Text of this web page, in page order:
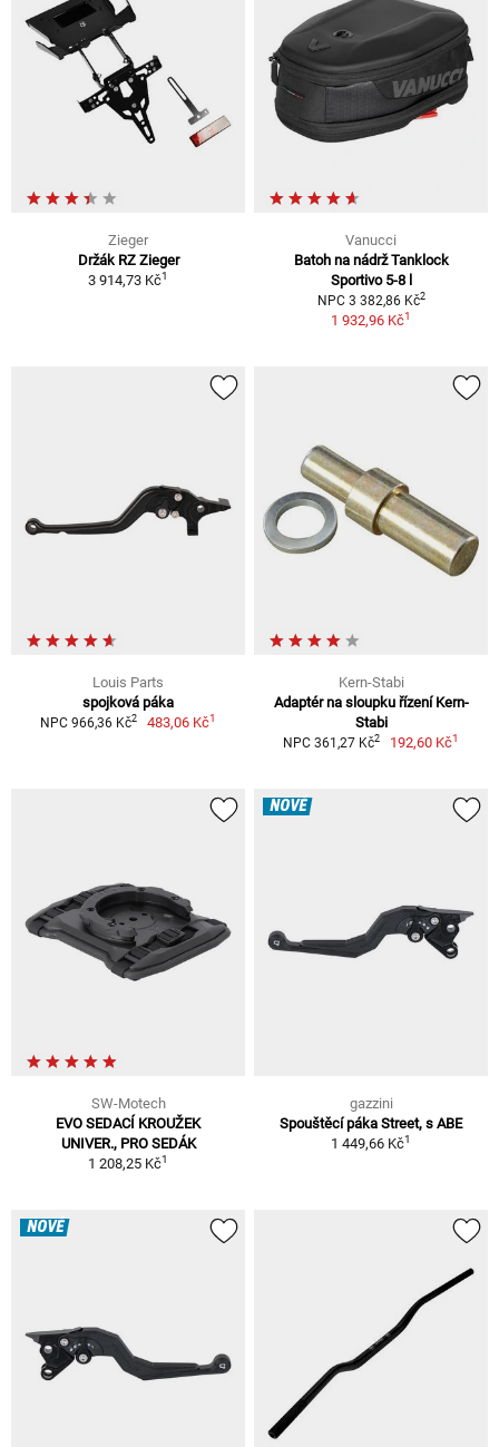
Zieger
Držák RZ Zieger
3 914,73 Kč1
Vanucci
Batoh na nádrž Tanklock
Sportivo 5-8 l
NPC 3 382,86 Kč2
1 932,96 Kč1
Louis Parts
spojková páka
NPC 966,36 Kč2 483,06 Kč1
Kern-Stabi
Adaptér na sloupku řízení Kern-
Stabi
NPC 361,27 Kč2 192,60 Kč1
SW-Motech
EVO SEDACÍ KROUŽEK
UNIVER., PRO SEDÁK
1 208,25 Kč1
NOVÉ
gazzini
Spouštěcí páka Street, s ABE
1 449,66 Kč1
NOVÉ